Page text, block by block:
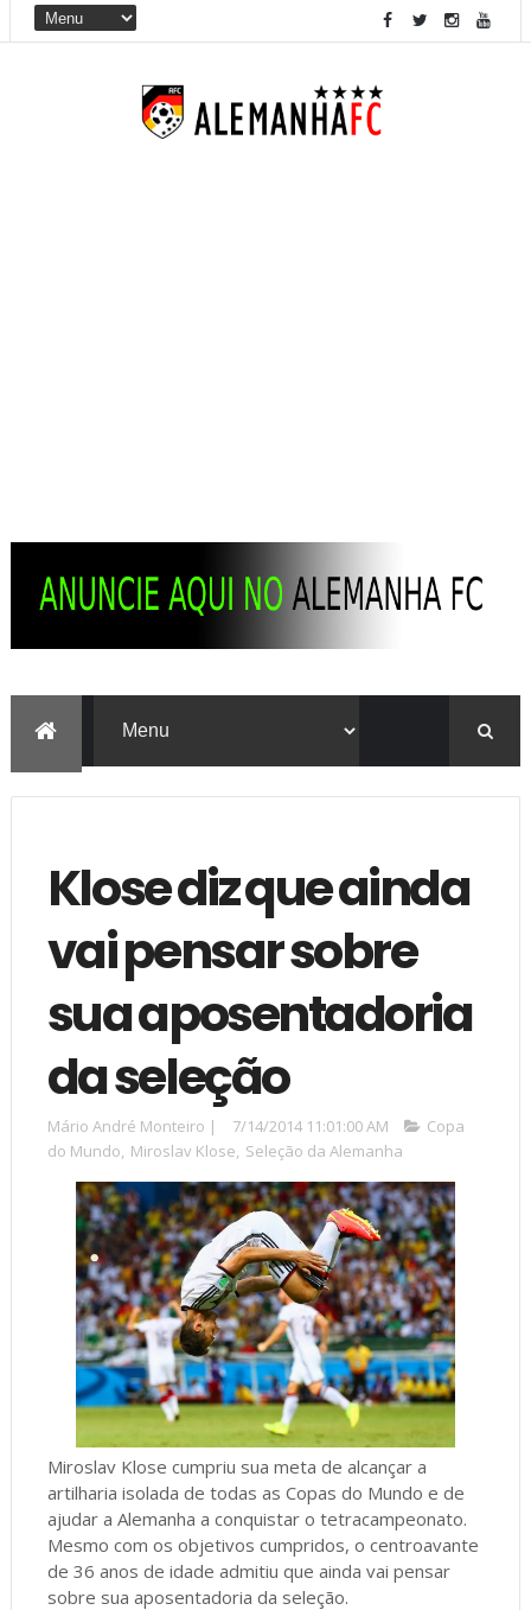
Klose diz que ainda
vai pensar sobre
sua aposentadoria
da seleção
Mário André Monteiro | 7/14/2014 11:01:00 AM
Copa
do Mundo, Miroslav Klose, Seleção da Alemanha
Miroslav Klose cumpriu sua meta de alcançar a
artilharia isolada de todas as Copas do Mundo e de
ajudar a Alemanha a conquistar o tetracampeonato.
Mesmo com os objetivos cumpridos, o centroavante
de 36 anos de idade admitiu que ainda vai pensar
sobre sua aposentadoria da seleção.